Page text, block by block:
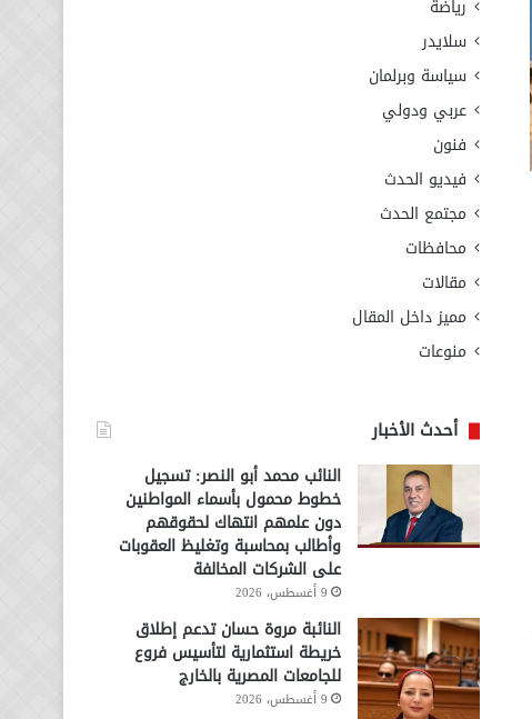
رياضة
سلايدر
سياسة وبرلمان
عربي ودولي
فنون
فيديو الحدث
مجتمع الحدث
محافظات
مقالات
مميز داخل المقال
منوعات
أحدث الأخبار
النائب محمد أبو النصر: تسجيل
خطوط محمول بأسماء المواطنين
دون علمهم انتهاك لحقوقهم
وأطالب بمحاسبة وتغليظ العقوبات
على الشركات المخالفة
9 أغسطس، 2026
النائبة مروة حسان تدعم إطلاق
خريطة استثمارية لتأسيس فروع
للجامعات المصرية بالخارج
9 أغسطس، 2026